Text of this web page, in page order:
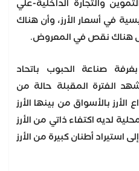
والتجارة الداخلية-علي
في أسعار الأرز، وأن هناك
هناك نقص في المعروض.
صناعة الحبوب باتحاد
الفترة المقبلة حالة من
الأرز بالأسواق من بينها الأرز
لديه اكتفاء ذاتي من الأرز
استيراد أطنان كبيرة من الأرز